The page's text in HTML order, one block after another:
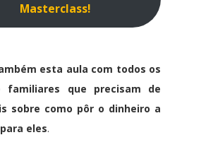
Masterclass!
esta aula com todos os
familiares que precisam de
sobre como pôr o dinheiro a
eles.